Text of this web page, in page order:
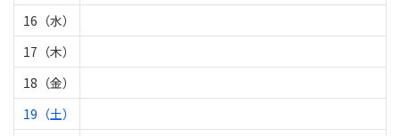
16（水）
17（木）
18（金）
19（土）